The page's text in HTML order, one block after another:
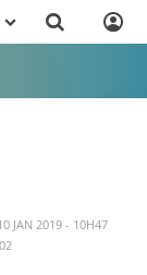
JAN 2019 - 10H47